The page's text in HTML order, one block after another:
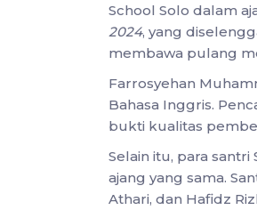
School Solo dalam
2024, yang
membawa pulang
Farrosyehan
Bahasa Inggris.
bukti kualitas
Selain itu, para
ajang yang sama.
Athari, dan Hafidz